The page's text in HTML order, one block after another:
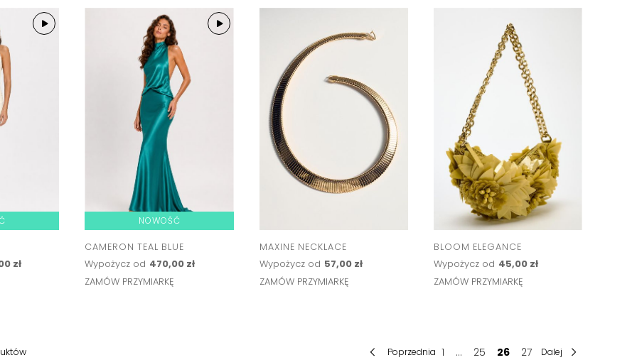
zł
NOWOŚĆ
CAMERON TEAL BLUE
Wypożycz od 470,00 zł
ZAMÓW PRZYMIARKĘ
MAXINE NECKLACE
Wypożycz od 57,00 zł
ZAMÓW PRZYMIARKĘ
BLOOM ELEGANCE
Wypożycz od 45,00 zł
ZAMÓW PRZYMIARKĘ
Poprzednia 1 ... 25 26 27 Dalej